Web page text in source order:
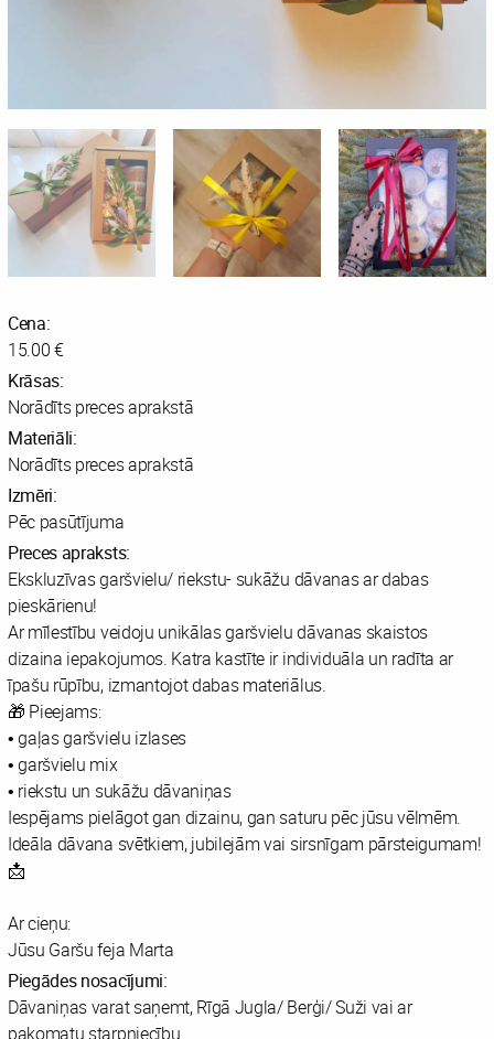
Cena:
15.00 €
Krāsas:
Norādīts preces aprakstā
Materiāli:
Norādīts preces aprakstā
Izmēri:
Pēc pasūtījuma
Preces apraksts:
Ekskluzīvas garšvielu/ riekstu- sukāžu dāvanas ar dabas
pieskārienu!
Ar mīlestību veidoju unikālas garšvielu dāvanas skaistos
dizaina iepakojumos. Katra kastīte ir individuāla un radīta ar
īpašu rūpību, izmantojot dabas materiālus.
🎁 Pieejams:
• gaļas garšvielu izlases
• garšvielu mix
• riekstu un sukāžu dāvaniņas
Iespējams pielāgot gan dizainu, gan saturu pēc jūsu vēlmēm.
Ideāla dāvana svētkiem, jubilejām vai sirsnīgam pārsteigumam!
📩
Ar cieņu:
Jūsu Garšu feja Marta
Piegādes nosacījumi:
Dāvaniņas varat saņemt, Rīgā Jugla/ Berģi/ Suži vai ar
pakomatu starpniecību.